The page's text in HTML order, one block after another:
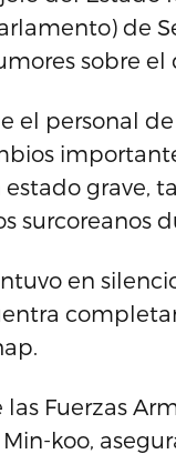
de
sobre
el personal
grave,
surcoreanos
en
Fuerzas
koo,